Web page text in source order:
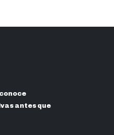
antes que